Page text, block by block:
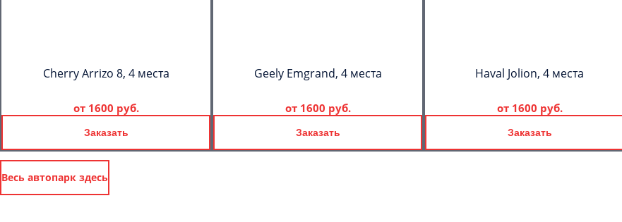
Cherry Arrizo 8, 4 места
от 1600 руб.
Заказать
Geely Emgrand, 4 места
от 1600 руб.
Заказать
Haval Jolion, 4 места
от 1600 руб.
Заказать
Весь автопарк здесь